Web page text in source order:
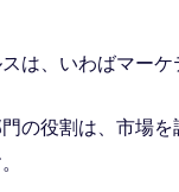
は、いわばマー
の役割は、市場